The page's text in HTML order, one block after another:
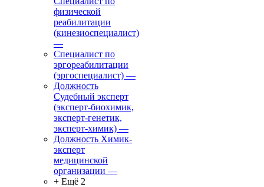
физической
реабилитации
(кинезиоспециалист)
—
Специалист по
эргореабилитации
(эргоспециалист) —
Должность
Судебный эксперт
(эксперт-биохимик,
эксперт-генетик,
эксперт-химик) —
Должность Химик-
эксперт
медицинской
организации —
+ Ещё 2